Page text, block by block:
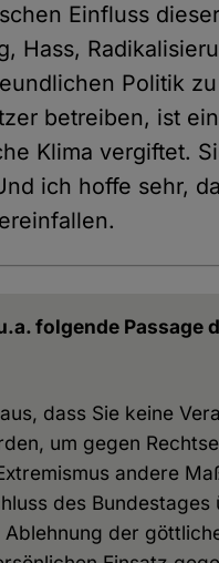
Einfluss
Hass,
Politik
betreiben, ist
Klima vergiftet.
ich hoffe sehr,
folgende Passage
dass Sie keine
um gegen
andere
des
der